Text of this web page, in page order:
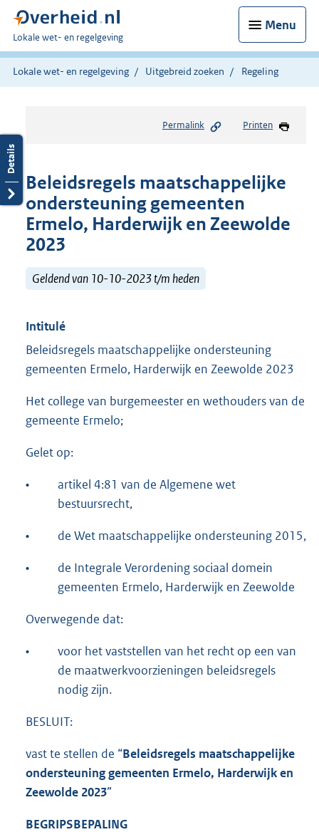
Menu
U
bent
hier:
Lokale wet- en regelgeving
Lokale wet- en regelgeving Uitgebreid zoeken Regeling
Permalink Printen
Beleidsregels maatschappelijke
ondersteuning gemeenten
Ermelo, Harderwijk en Zeewolde
2023
Geldend van 10-10-2023 t/m heden
Intitulé
Beleidsregels maatschappelijke ondersteuning
gemeenten Ermelo, Harderwijk en Zeewolde 2023
Het college van burgemeester en wethouders van de
gemeente Ermelo;
Gelet op:
•
artikel 4:81 van de Algemene wet
bestuursrecht,
• de Wet maatschappelijke ondersteuning 2015,
•
de Integrale Verordening sociaal domein
gemeenten Ermelo, Harderwijk en Zeewolde
Overwegende dat:
•
voor het vaststellen van het recht op een van
de maatwerkvoorzieningen beleidsregels
nodig zijn.
BESLUIT:
vast te stellen de “Beleidsregels maatschappelijke
ondersteuning gemeenten Ermelo, Harderwijk en
Zeewolde 2023”
BEGRIPSBEPALING